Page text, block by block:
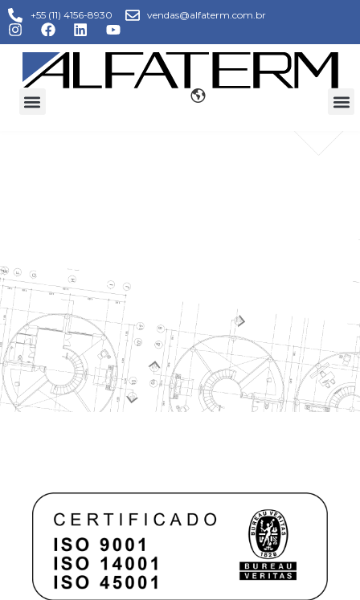
+55 (11) 4156-8930 vendas@alfaterm.com.br
CERTIFICAÇÕES